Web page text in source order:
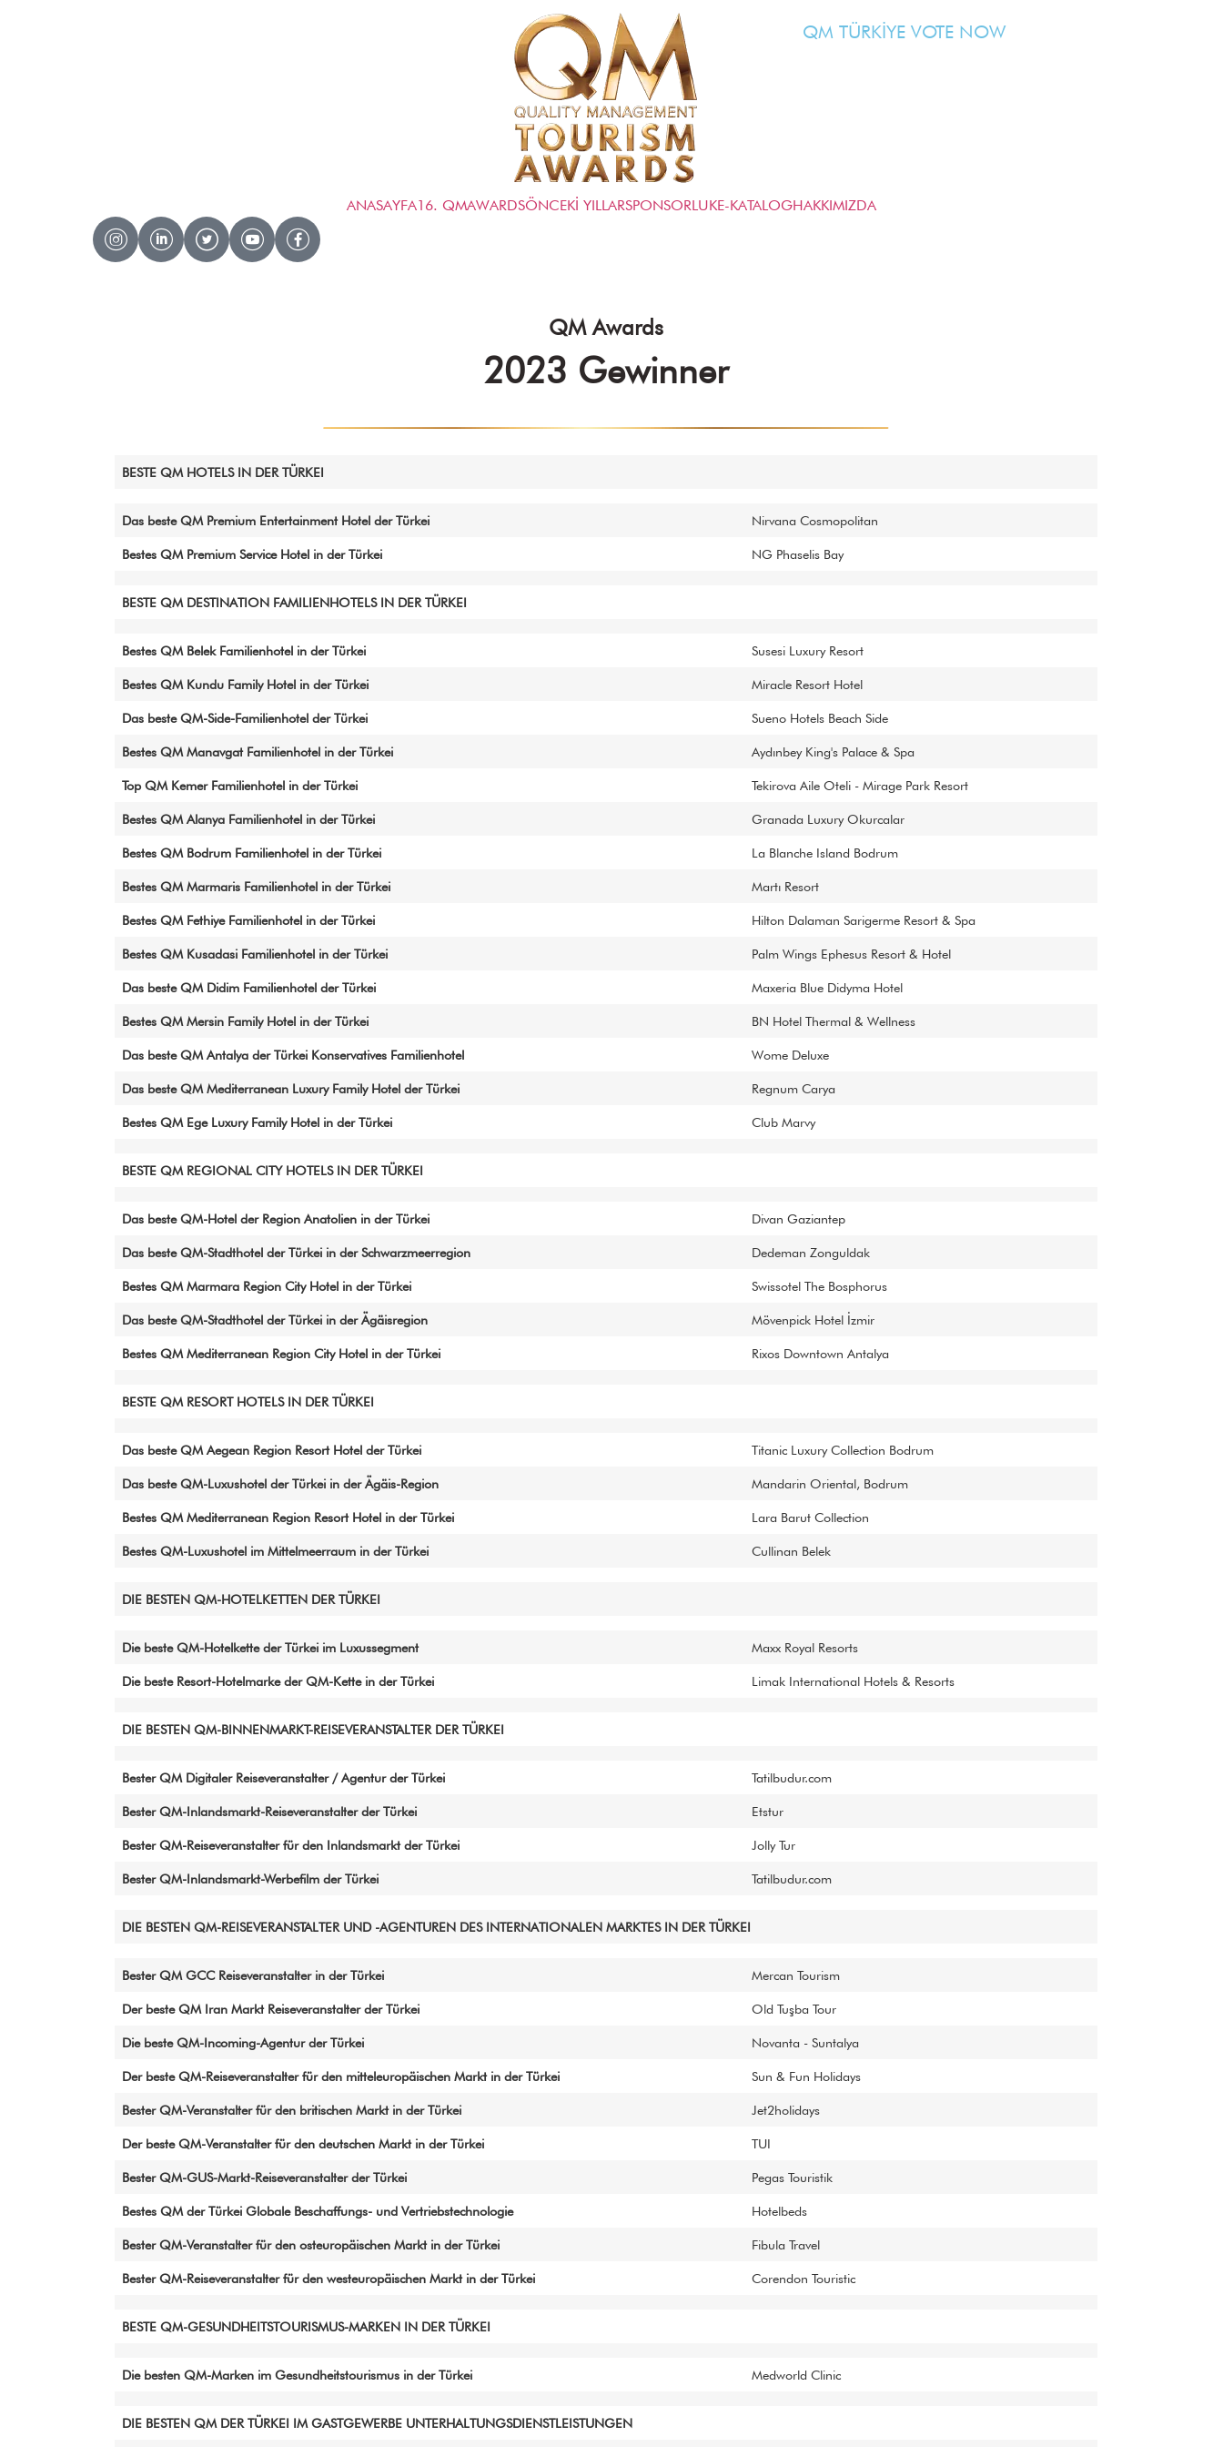
QM TÜRKİYE VOTE NOW
ANASAYFA16. QMAWARDSÖNCEKİ YILLARSPONSORLUKE-KATALOGHAKKIMIZDA
QM Awards
2023 Gewinner
BESTE QM HOTELS IN DER TÜRKEI
Das beste QM Premium Entertainment Hotel der Türkei Nirvana Cosmopolitan
Bestes QM Premium Service Hotel in der Türkei NG Phaselis Bay
BESTE QM DESTINATION FAMILIENHOTELS IN DER TÜRKEI
Bestes QM Belek Familienhotel in der Türkei Susesi Luxury Resort
Bestes QM Kundu Family Hotel in der Türkei Miracle Resort Hotel
Das beste QM-Side-Familienhotel der Türkei Sueno Hotels Beach Side
Bestes QM Manavgat Familienhotel in der Türkei Aydınbey King's Palace & Spa
Top QM Kemer Familienhotel in der Türkei Tekirova Aile Oteli - Mirage Park Resort
Bestes QM Alanya Familienhotel in der Türkei Granada Luxury Okurcalar
Bestes QM Bodrum Familienhotel in der Türkei La Blanche Island Bodrum
Bestes QM Marmaris Familienhotel in der Türkei Martı Resort
Bestes QM Fethiye Familienhotel in der Türkei Hilton Dalaman Sarigerme Resort & Spa
Bestes QM Kusadasi Familienhotel in der Türkei Palm Wings Ephesus Resort & Hotel
Das beste QM Didim Familienhotel der Türkei Maxeria Blue Didyma Hotel
Bestes QM Mersin Family Hotel in der Türkei BN Hotel Thermal & Wellness
Das beste QM Antalya der Türkei Konservatives Familienhotel Wome Deluxe
Das beste QM Mediterranean Luxury Family Hotel der Türkei Regnum Carya
Bestes QM Ege Luxury Family Hotel in der Türkei Club Marvy
BESTE QM REGIONAL CITY HOTELS IN DER TÜRKEI
Das beste QM-Hotel der Region Anatolien in der Türkei Divan Gaziantep
Das beste QM-Stadthotel der Türkei in der Schwarzmeerregion Dedeman Zonguldak
Bestes QM Marmara Region City Hotel in der Türkei Swissotel The Bosphorus
Das beste QM-Stadthotel der Türkei in der Ägäisregion Mövenpick Hotel İzmir
Bestes QM Mediterranean Region City Hotel in der Türkei Rixos Downtown Antalya
BESTE QM RESORT HOTELS IN DER TÜRKEI
Das beste QM Aegean Region Resort Hotel der Türkei Titanic Luxury Collection Bodrum
Das beste QM-Luxushotel der Türkei in der Ägäis-Region Mandarin Oriental, Bodrum
Bestes QM Mediterranean Region Resort Hotel in der Türkei Lara Barut Collection
Bestes QM-Luxushotel im Mittelmeerraum in der Türkei Cullinan Belek
DIE BESTEN QM-HOTELKETTEN DER TÜRKEI
Die beste QM-Hotelkette der Türkei im Luxussegment Maxx Royal Resorts
Die beste Resort-Hotelmarke der QM-Kette in der Türkei Limak International Hotels & Resorts
DIE BESTEN QM-BINNENMARKT-REISEVERANSTALTER DER TÜRKEI
Bester QM Digitaler Reiseveranstalter / Agentur der Türkei Tatilbudur.com
Bester QM-Inlandsmarkt-Reiseveranstalter der Türkei Etstur
Bester QM-Reiseveranstalter für den Inlandsmarkt der Türkei Jolly Tur
Bester QM-Inlandsmarkt-Werbefilm der Türkei Tatilbudur.com
DIE BESTEN QM-REISEVERANSTALTER UND -AGENTUREN DES INTERNATIONALEN MARKTES IN DER TÜRKEI
Bester QM GCC Reiseveranstalter in der Türkei Mercan Tourism
Der beste QM Iran Markt Reiseveranstalter der Türkei Old Tuşba Tour
Die beste QM-Incoming-Agentur der Türkei Novanta - Suntalya
Der beste QM-Reiseveranstalter für den mitteleuropäischen Markt in der Türkei Sun & Fun Holidays
Bester QM-Veranstalter für den britischen Markt in der Türkei Jet2holidays
Der beste QM-Veranstalter für den deutschen Markt in der Türkei TUI
Bester QM-GUS-Markt-Reiseveranstalter der Türkei Pegas Touristik
Bestes QM der Türkei Globale Beschaffungs- und Vertriebstechnologie Hotelbeds
Bester QM-Veranstalter für den osteuropäischen Markt in der Türkei Fibula Travel
Bester QM-Reiseveranstalter für den westeuropäischen Markt in der Türkei Corendon Touristic
BESTE QM-GESUNDHEITSTOURISMUS-MARKEN IN DER TÜRKEI
Die besten QM-Marken im Gesundheitstourismus in der Türkei Medworld Clinic
DIE BESTEN QM DER TÜRKEI IM GASTGEWERBE UNTERHALTUNGSDIENSTLEISTUNGEN